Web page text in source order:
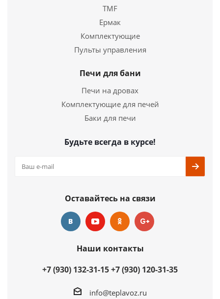
TMF
Ермак
Комплектующие
Пульты управления
Печи для бани
Печи на дровах
Комплектующие для печей
Баки для печи
Будьте всегда в курсе!
Оставайтесь на связи
Наши контакты
+7 (930) 132-31-15+7 (930) 120-31-35
info@teplavoz.ru